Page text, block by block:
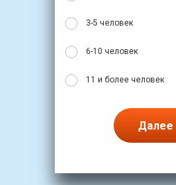
3-5 человек
6-10 человек
11 и более человек
Далее